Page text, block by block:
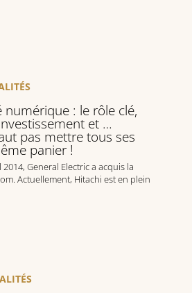
numérique : le rôle clé,
et …
pas mettre tous ses
panier !
General Electric a acquis la
Actuellement, Hitachi est en plein
Kretinsky est sur le point de